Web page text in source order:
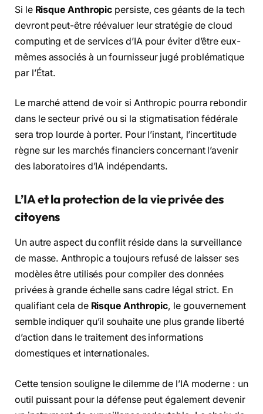
Si le Risque Anthropic persiste, ces géants de la tech
devront peut-être réévaluer leur stratégie de cloud
computing et de services d’IA pour éviter d’être eux-
mêmes associés à un fournisseur jugé problématique
par l’État.
Le marché attend de voir si Anthropic pourra rebondir
dans le secteur privé ou si la stigmatisation fédérale
sera trop lourde à porter. Pour l’instant, l’incertitude
règne sur les marchés financiers concernant l’avenir
des laboratoires d’IA indépendants.
L’IA et la protection de la vie privée des
citoyens
Un autre aspect du conflit réside dans la surveillance
de masse. Anthropic a toujours refusé de laisser ses
modèles être utilisés pour compiler des données
privées à grande échelle sans cadre légal strict. En
qualifiant cela de Risque Anthropic, le gouvernement
semble indiquer qu’il souhaite une plus grande liberté
d’action dans le traitement des informations
domestiques et internationales.
Cette tension souligne le dilemme de l’IA moderne : un
outil puissant pour la défense peut également devenir